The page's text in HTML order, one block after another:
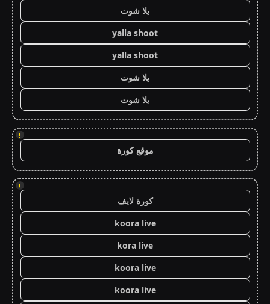
يلا شوت
yalla shoot
yalla shoot
يلا شوت
يلا شوت
!
موقع كورة
!
كورة لايف
koora live
kora live
koora live
koora live